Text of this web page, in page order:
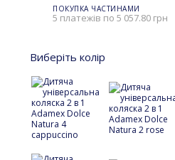
ПОКУПКА ЧАСТИНАМИ
5 платежів по 5 057.80 грн
Виберіть колір